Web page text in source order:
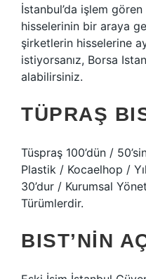
İstanbul’da işlem
hisselerinin bir araya
şirketlerin hisselerine
istiyorsanız, Borsa
alabilirsiniz.
TÜPRAŞ
Tüspraş 100’dün /
Plastik / Kocaelhop /
30’dur / Kurumsal
Türümlerdir.
BIST’NIN